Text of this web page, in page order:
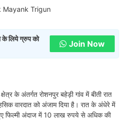
Mayank Trigun
के लिये ग्रुप को
Join Now
के अंतर्गत रोशनपुर बहेड़ी गांव में बीती रात
वारदात को अंजाम दिया है। रात के अंधेरे में
फिल्मी अंदाज में 10 लाख रुपये से अधिक की